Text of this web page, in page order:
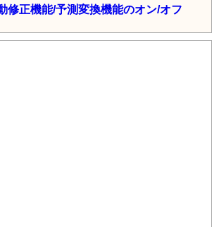
修正機能/予測変換機能のオン/オフ